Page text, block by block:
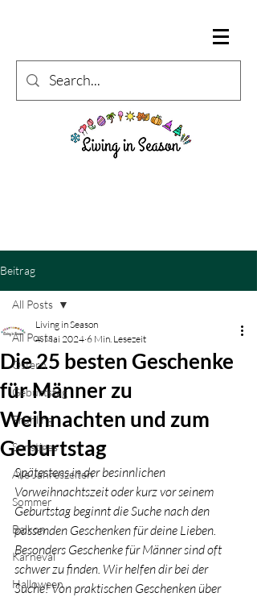
Beitrag
All Posts
Ostern
Geburtstag
Frühling
Sonstiges
Alle Jahreszeiten
Sommer
Balkon
Karneval
Halloween
All Posts
Die 25 besten Geschenke
für Männer zu
Weihnachten und zum
Geburtstag
Living in Season
4. Mai 2024 6 Min. Lesezeit
Spätestens in der besinnlichen
Vorweihnachtszeit oder kurz vor seinem
Geburtstag beginnt die Suche nach den
passenden Geschenken für deine Lieben.
Besonders Geschenke für Männer sind oft
schwer zu finden. Wir helfen dir bei der
Suche! Von praktischen Geschenken über